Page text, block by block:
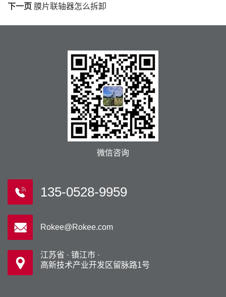
下一页 膜片联轴器怎么拆卸
微信咨询
135-0528-9959
Rokee@Rokee.com
江苏省 · 镇江市 ·
高新技术产业开发区留脉路1号